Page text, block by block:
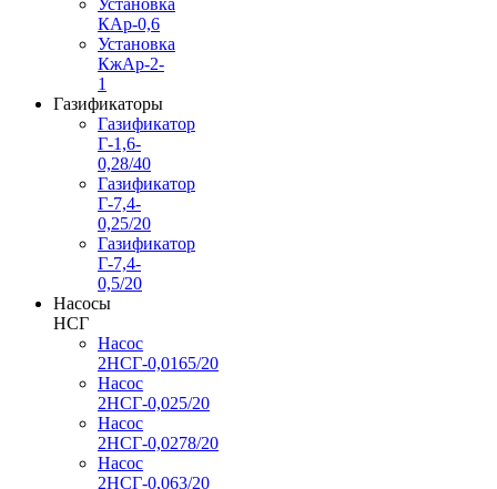
Установка
КАр-0,6
Установка
КжАр-2-
1
Газификаторы
Газификатор
Г-1,6-
0,28/40
Газификатор
Г-7,4-
0,25/20
Газификатор
Г-7,4-
0,5/20
Насосы
НСГ
Насос
2НСГ-0,0165/20
Насос
2НСГ-0,025/20
Насос
2НСГ-0,0278/20
Насос
2НСГ-0,063/20